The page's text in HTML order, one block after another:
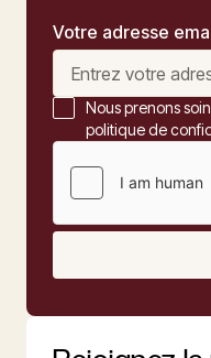
Votre adresse
Nous prenons
politique de